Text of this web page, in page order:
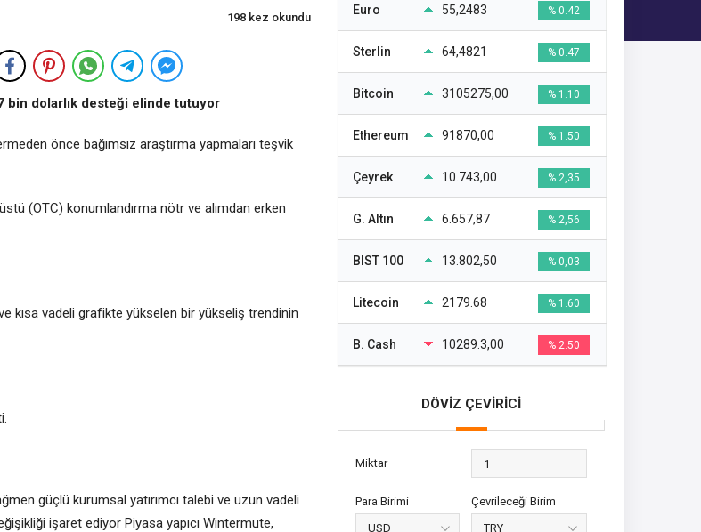
198 kez okundu
bin dolarlık desteği elinde tutuyor
önce bağımsız araştırma yapmaları teşvik
(OTC) konumlandırma nötr ve alımdan erken
kısa vadeli grafikte yükselen bir yükseliş trendinin
güçlü kurumsal yatırımcı talebi ve uzun vadeli
işaret ediyor Piyasa yapıcı Wintermute,
Euro 55,2483 % 0.42
Sterlin 64,4821 % 0.47
Bitcoin 3105275,00 % 1.10
Ethereum 91870,00 % 1.50
Çeyrek 10.743,00 % 2,35
G. Altın 6.657,87 % 2,56
BIST 100 13.802,50 % 0,03
Litecoin 2179.68 % 1.60
B. Cash 10289.3,00 % 2.50
DÖVİZ ÇEVİRİCİ
Miktar
Para Birimi Çevrileceği Birim